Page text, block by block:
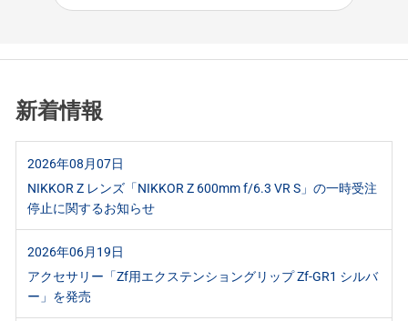
新着情報
2026年08月07日
NIKKOR Z レンズ「NIKKOR Z 600mm f/6.3 VR S」の一時受注
停止に関するお知らせ
2026年06月19日
アクセサリー「Zf用エクステンショングリップ Zf-GR1 シルバ
ー」を発売